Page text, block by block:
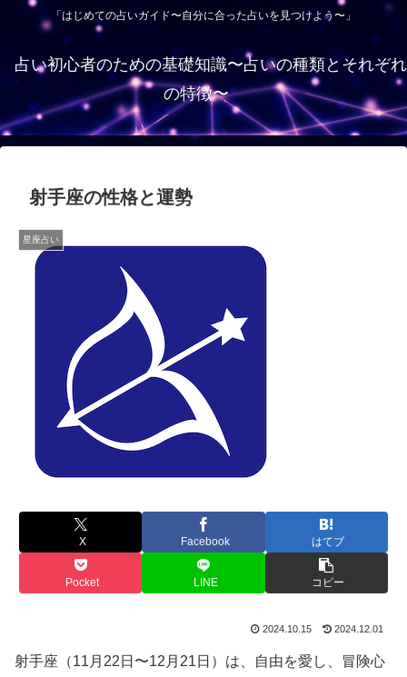
「はじめての占いガイド〜自分に合った占いを見つけよう〜」
占い初心者のための基礎知識〜占いの種類とそれぞれ
の特徴〜
射手座の性格と運勢
星座占い
X Facebook はてブ
Pocket LINE コピー
2024.10.15 2024.12.01
射手座（11月22日〜12月21日）は、自由を愛し、冒険心